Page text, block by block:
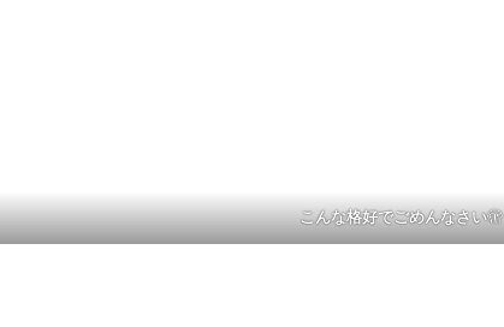
こんな格好でごめんなさい🫣